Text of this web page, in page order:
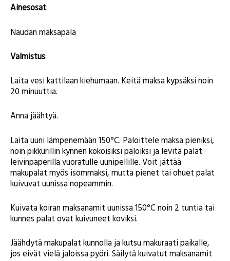
Ainesosat:
Naudan maksapala
Valmistus:
Laita vesi kattilaan kiehumaan. Keitä maksa kypsäksi noin
20 minuuttia.
Anna jäähtyä.
Laita uuni lämpenemään 150°C. Paloittele maksa pieniksi,
noin pikkurillin kynnen kokoisiksi paloiksi ja levitä palat
leivinpaperilla vuoratulle uunipellille. Voit jättää
makupalat myös isommaksi, mutta pienet tai ohuet palat
kuivuvat uunissa nopeammin.
Kuivata koiran maksanamit uunissa 150°C noin 2 tuntia tai
kunnes palat ovat kuivuneet koviksi.
Jäähdytä makupalat kunnolla ja kutsu makuraati paikalle,
jos eivät vielä jaloissa pyöri. Säilytä kuivatut maksanamit